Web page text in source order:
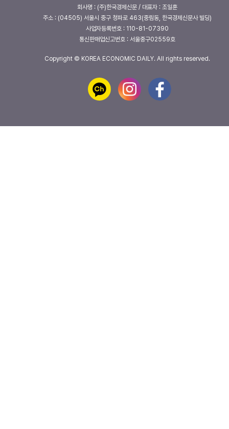
회사명 : (주)한국경제신문 / 대표자 : 조일훈
주소 : (04505) 서울시 중구 청파로 463(중림동, 한국경제신문사 빌딩)
사업자등록번호 : 110-81-07390
통신판매업신고번호 : 서울중구02559호
Copyright © KOREA ECONOMIC DAILY. All rights reserved.